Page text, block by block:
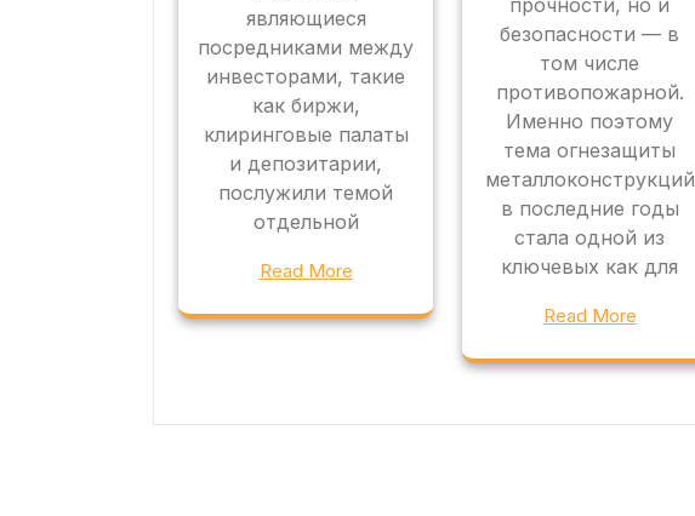
являющиеся
посредниками между
инвесторами, такие
как биржи,
клиринговые палаты
и депозитарии,
послужили темой
отдельной
Read More
прочности, но и
безопасности — в
том числе
противопожарной.
Именно поэтому
тема огнезащиты
металлоконструкций
в последние годы
стала одной из
ключевых как для
Read More